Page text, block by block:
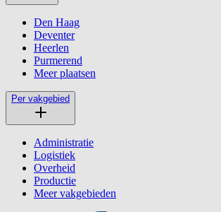
Den Haag
Deventer
Heerlen
Purmerend
Meer plaatsen
Per vakgebied
Administratie
Logistiek
Overheid
Productie
Meer vakgebieden